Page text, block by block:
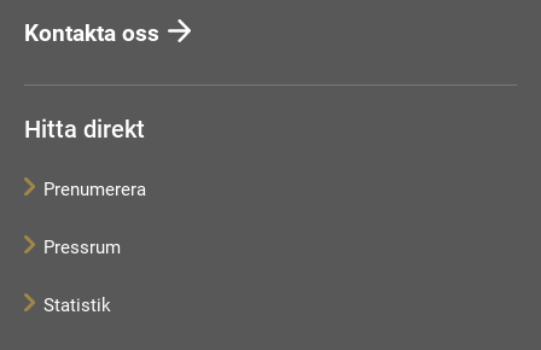
Kontakta oss
Hitta direkt
Prenumerera
Pressrum
Statistik